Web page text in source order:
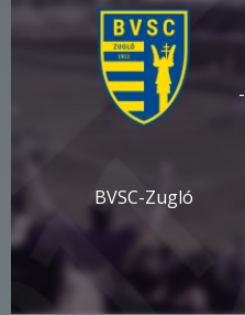
BVSC-Zugló
-